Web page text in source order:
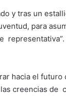
y tras un
para
hacia el
creencias de